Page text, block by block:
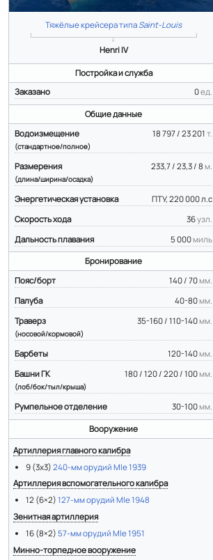
Тяжёлые крейсера типа Saint-Louis
Henri IV
Постройка и служба
0ед.
Заказано
Общие данные
18 797 / 23 201 т.
Водоизмещение
(стандартное/полное)
233,7 / 23,3 / 8 м.
Размерения
(длина/ширина/осадка)
ПТУ, 220 000 л.с
Энергетическая установка
36узл.
Скорость хода
5 000 миль
Дальность плавания
Бронирование
140 / 70 мм.
Пояс/борт
40-80 мм.
Палуба
35-160 / 110-140 мм.
Траверз
(носовой/кормовой)
120-140 мм.
Барбеты
180 / 120 / 220 / 100 мм.
Башни ГК
(лоб/бок/тыл/крыша)
30-100 мм.
Румпельное отделение
Вооружение
Артиллерия главного калибра
9 (3x3)240-мм орудий Mle 1939
Артиллерия вспомогательного калибра
12 (6×2)127-мм орудий Mle 1948
Зенитная артиллерия
16 (8×2)57-мм орудий Mle 1951
Минно-торпедное вооружение